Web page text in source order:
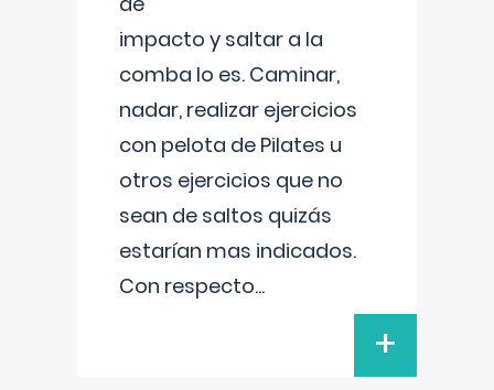
impacto y saltar a la
comba lo es. Caminar,
nadar, realizar ejercicios
con pelota de Pilates u
otros ejercicios que no
sean de saltos quizás
estarían mas indicados.
Con respecto...
+